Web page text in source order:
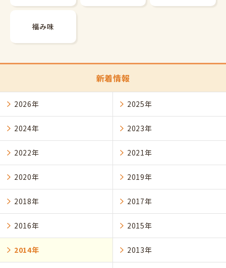
福み味
新着情報
2026年 2025年
2024年 2023年
2022年 2021年
2020年 2019年
2018年 2017年
2016年 2015年
2014年 2013年